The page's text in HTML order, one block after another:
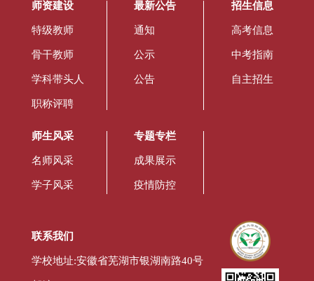
师资建设
特级教师
骨干教师
学科带头人
职称评聘
最新公告
通知
公示
公告
招生信息
高考信息
中考指南
自主招生
师生风采
名师风采
学子风采
专题专栏
成果展示
疫情防控
联系我们
学校地址:安徽省芜湖市银湖南路40号